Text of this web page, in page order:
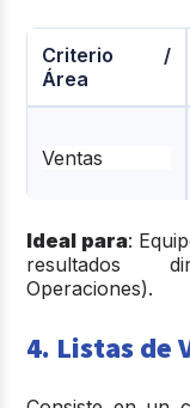
Criterio /
Área
Ventas
Reclutamiento
Ideal para:
resultados
Operaciones).
4. Listas de